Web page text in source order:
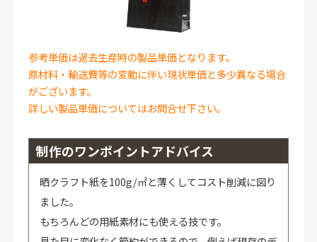
参考単価は過去生産時の製品単価となります。
原材料・輸送費等の変動に伴い現状単価と多少異なる場合
がございます。
詳しい製品単価についてはお問合せ下さい。
制作のワンポイントアドバイス
晒クラフト紙を100g/㎡と薄くしてコスト削減に図り
ました。
もちろんどの用紙素材にも使える技です。